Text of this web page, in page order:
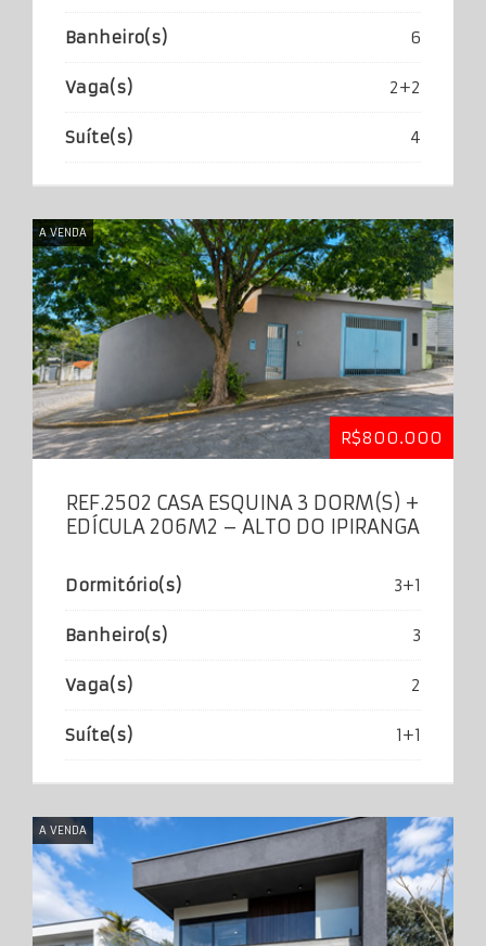
Banheiro(s) 6
Vaga(s) 2+2
Suíte(s) 4
R$800.000
A VENDA
REF.2502 CASA ESQUINA 3 DORM(S) +
EDÍCULA 206M2 – ALTO DO IPIRANGA
Dormitório(s) 3+1
Banheiro(s) 3
Vaga(s) 2
Suíte(s) 1+1
A VENDA